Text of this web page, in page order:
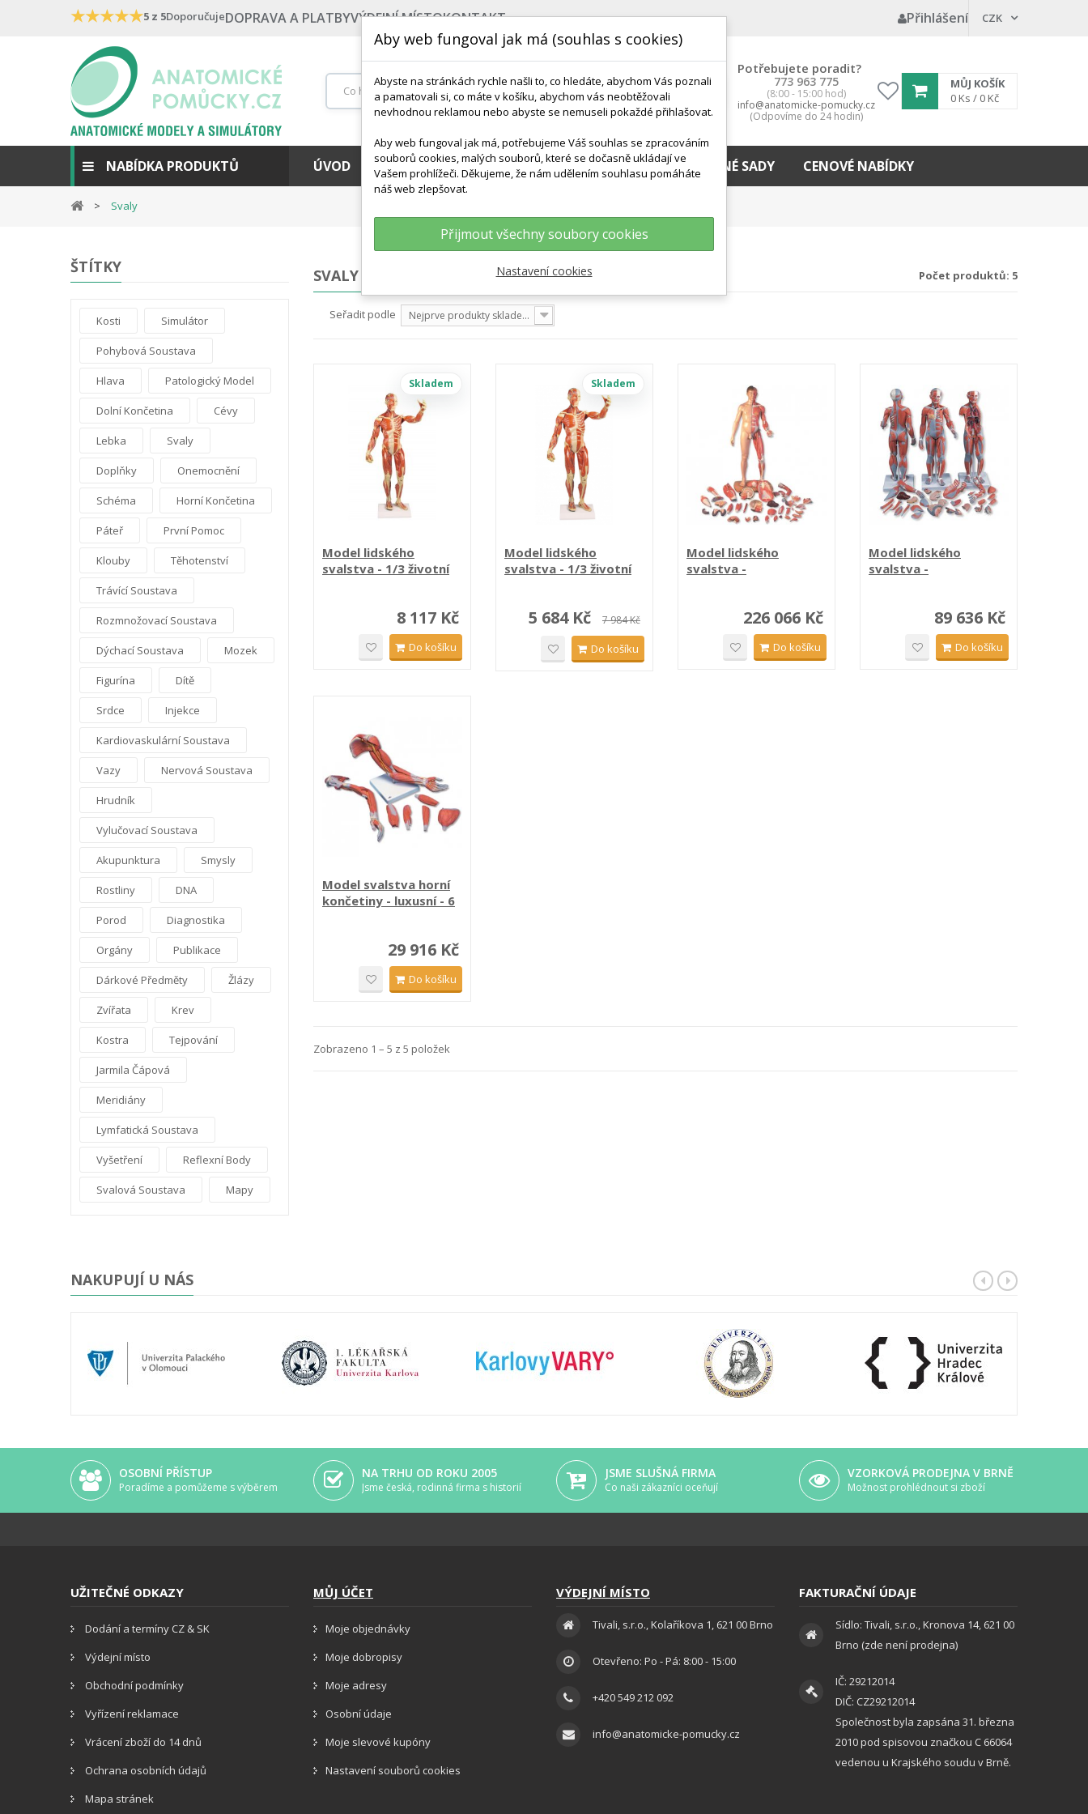
★★★★★5 z 5DoporučujeDOPRAVA A PLATBYVÝDEJNÍ MÍSTOKONTAKT Přihlášení CZK
Potřebujete poradit?
773 963 775
(8:00 - 15:00 hod)
info@anatomicke-pomucky.cz
(Odpovíme do 24 hodin)
My
wishlist
MŮJ KOŠÍK
0 Ks / 0 Kč
NABÍDKA PRODUKTŮ ÚVOD NEJPRODÁVANĚJŠÍ VÝCHOVA KE ZDRAVÍ VÝHODNÉ SADY CENOVÉ NABÍDKY
Svaly
ŠTÍTKY
Kosti Simulátor
Pohybová Soustava
Hlava Patologický Model
Dolní Končetina Cévy
Lebka Svaly
Doplňky Onemocnění
Schéma Horní Končetina
Páteř První Pomoc
Klouby Těhotenství
Trávící Soustava
Rozmnožovací Soustava
Dýchací Soustava Mozek
Figurína Dítě
Srdce Injekce
Kardiovaskulární Soustava
Vazy Nervová Soustava
Hrudník
Vylučovací Soustava
Akupunktura Smysly
Rostliny DNA
Porod Diagnostika
Orgány Publikace
Dárkové Předměty Žlázy
Zvířata Krev
Kostra Tejpování
Jarmila Čápová
Meridiány
Lymfatická Soustava
Vyšetření Reflexní Body
Svalová Soustava Mapy
SVALY Počet produktů: 5
Seřadit podle Nejprve produkty skladem
Skladem
Model lidského
svalstva - 1/3 životní
8 117 Kč
Do košíku
Skladem
Model lidského
svalstva - 1/3 životní
5 684 Kč 7 984 Kč
Do košíku
Model lidského
svalstva -
226 066 Kč
Do košíku
Model lidského
svalstva -
89 636 Kč
Do košíku
Model svalstva horní
končetiny - luxusní - 6
29 916 Kč
Do košíku
Zobrazeno 1 – 5 z 5 položek
NAKUPUJÍ U NÁS
OSOBNÍ PŘÍSTUP
Poradíme a pomůžeme s výběrem
NA TRHU OD ROKU 2005
Jsme česká, rodinná firma s historií
JSME SLUŠNÁ FIRMA
Co naši zákazníci oceňují
VZORKOVÁ PRODEJNA V BRNĚ
Možnost prohlédnout si zboží
UŽITEČNÉ ODKAZY
Dodání a termíny CZ & SK
Výdejní místo
Obchodní podmínky
Vyřízení reklamace
Vrácení zboží do 14 dnů
Ochrana osobních údajů
Mapa stránek
MŮJ ÚČET
Moje objednávky
Moje dobropisy
Moje adresy
Osobní údaje
Moje slevové kupóny
Nastavení souborů cookies
VÝDEJNÍ MÍSTO
Tivali, s.r.o., Kolaříkova 1, 621 00 Brno
Otevřeno: Po - Pá: 8:00 - 15:00
+420 549 212 092
info@anatomicke-pomucky.cz
FAKTURAČNÍ ÚDAJE
Sídlo: Tivali, s.r.o., Kronova 14, 621 00
Brno (zde není prodejna)
IČ: 29212014
DIČ: CZ29212014
Společnost byla zapsána 31. března
2010 pod spisovou značkou C 66064
vedenou u Krajského soudu v Brně.
Aby web fungoval jak má (souhlas s cookies)
Abyste na stránkách rychle našli to, co hledáte, abychom Vás poznali
a pamatovali si, co máte v košíku, abychom vás neobtěžovali
nevhodnou reklamou nebo abyste se nemuseli pokaždé přihlašovat.
Aby web fungoval jak má, potřebujeme Váš souhlas se zpracováním
souborů cookies, malých souborů, které se dočasně ukládají ve
Vašem prohlížeči. Děkujeme, že nám udělením souhlasu pomáháte
náš web zlepšovat.
Přijmout všechny soubory cookies
Nastavení cookies